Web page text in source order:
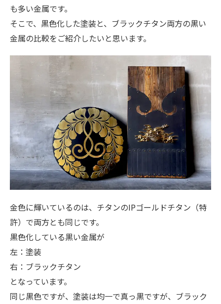
も多い金属です。
そこで、黒色化した塗装と、ブラックチタン両方の黒い
金属の比較をご紹介したいと思います。
金色に輝いているのは、チタンのIPゴールドチタン（特
許）で両方とも同じです。
黒色化している黒い金属が
左：塗装
右：ブラックチタン
となっています。
同じ黒色ですが、塗装は均一で真っ黒ですが、ブラック